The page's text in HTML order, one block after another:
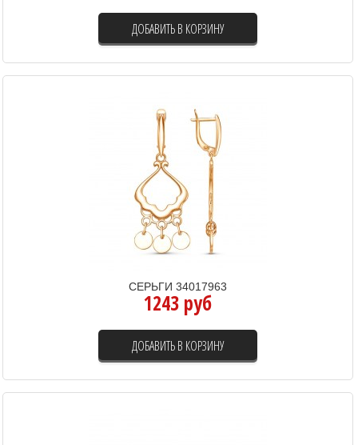
ДОБАВИТЬ В КОРЗИНУ
СЕРЬГИ 34017963
1243 руб
ДОБАВИТЬ В КОРЗИНУ